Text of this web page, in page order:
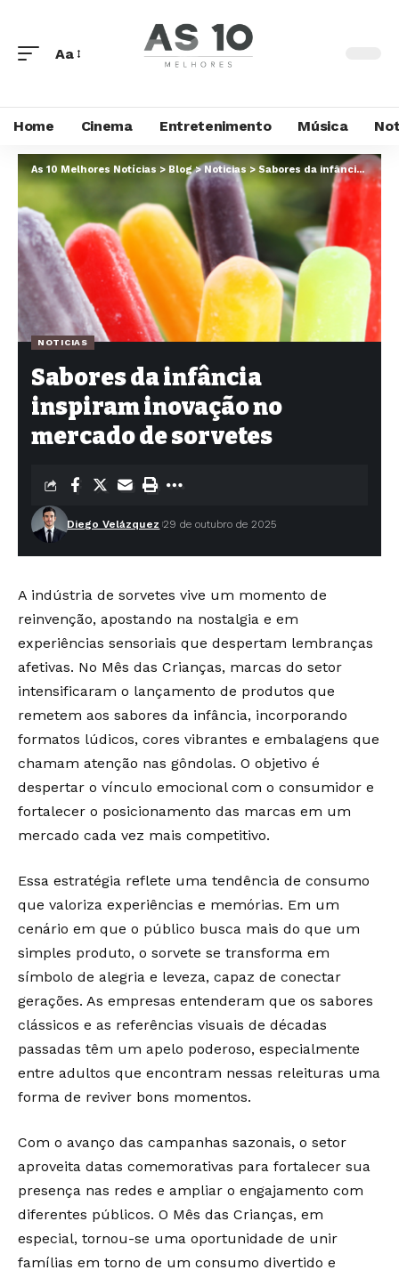
Aa
Home Cinema Entretenimento Música
As 10 Melhores Notícias > Blog>Noticias > Sabores da infância inspiram inovação no mercado de sorvetes
NOTICIAS
Sabores da infância
inspiram inovação no
mercado de sorvetes
Diego Velázquez 29 de outubro de 2025
A indústria de sorvetes vive um momento de
reinvenção, apostando na nostalgia e em
experiências sensoriais que despertam lembranças
afetivas. No Mês das Crianças, marcas do setor
intensificaram o lançamento de produtos que
remetem aos sabores da infância, incorporando
formatos lúdicos, cores vibrantes e embalagens que
chamam atenção nas gôndolas. O objetivo é
despertar o vínculo emocional com o consumidor e
fortalecer o posicionamento das marcas em um
mercado cada vez mais competitivo.
Essa estratégia reflete uma tendência de consumo
que valoriza experiências e memórias. Em um
cenário em que o público busca mais do que um
simples produto, o sorvete se transforma em
símbolo de alegria e leveza, capaz de conectar
gerações. As empresas entenderam que os sabores
clássicos e as referências visuais de décadas
passadas têm um apelo poderoso, especialmente
entre adultos que encontram nessas releituras uma
forma de reviver bons momentos.
Com o avanço das campanhas sazonais, o setor
aproveita datas comemorativas para fortalecer sua
presença nas redes e ampliar o engajamento com
diferentes públicos. O Mês das Crianças, em
especial, tornou-se uma oportunidade de unir
famílias em torno de um consumo divertido e